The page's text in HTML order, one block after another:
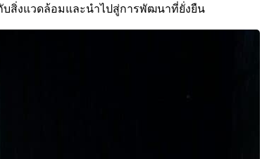
สิ่งแวดล้อมและนำไปสู่การพัฒนาที่ยั่งยืน